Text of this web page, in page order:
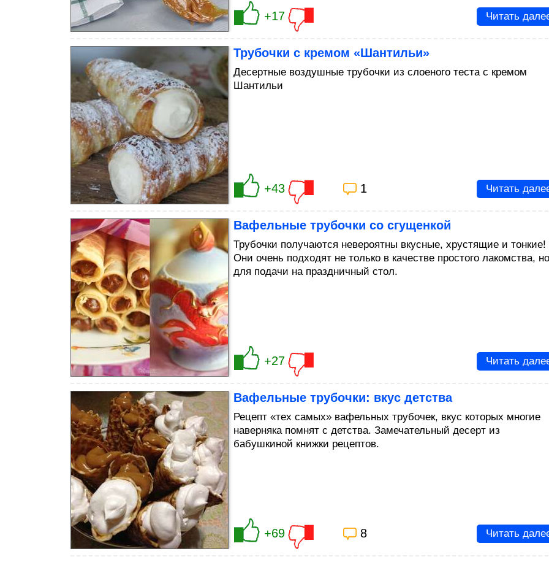
+17 Читать
Трубочки с кремом «Шантильи»
Десертные воздушные трубочки из слоеного теста с кремом
Шантильи
+43 1 Читать
Вафельные трубочки со сгущенкой
Трубочки получаются невероятны вкусные, хрустящие и тонкие!
Они очень подходят не только в качестве простого лакомства,
для подачи на праздничный стол.
+27 Читать
Вафельные трубочки: вкус детства
Рецепт «тех самых» вафельных трубочек, вкус которых многие
наверняка помнят с детства. Замечательный десерт из
бабушкиной книжки рецептов.
+69 8 Читать